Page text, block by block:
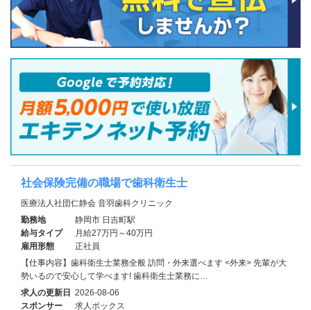
社会保険完備の職場で歯科衛生士
医療法人社団仁静会 音羽歯科クリニック
勤務地
静岡市 日吉町駅
給与タイプ
月給27万円～40万円
雇用形態
正社員
【仕事内容】歯科衛生士業務全般 訪問・外来選べます <外来> 先輩が大
勢いるので安心して学べます! 歯科衛生士業務に…
求人の更新日 2026-08-06
スポンサー
求人ボックス